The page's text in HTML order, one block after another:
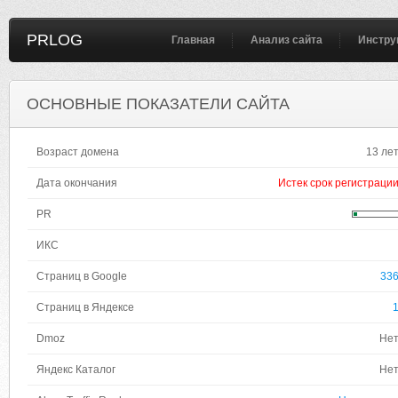
PRLOG Главная Анализ сайта
ОСНОВНЫЕ ПОКАЗАТЕЛИ САЙТА
Возраст домена 13 лет
Дата окончания Истек срок регистрации
PR
ИКС
Страниц в Google 336
Страниц в Яндексе 1
Dmoz Нет
Яндекс Каталог Нет